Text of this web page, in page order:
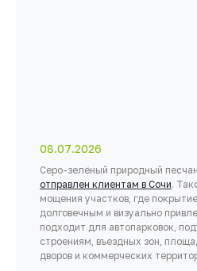
08.07.2026
Серо-зелёный природный
отправлен клиентам в Сочи.
мощения участков, где
долговечным и визуально
подходит для автопарковок,
строениям, въездных зон,
дворов и коммерческих